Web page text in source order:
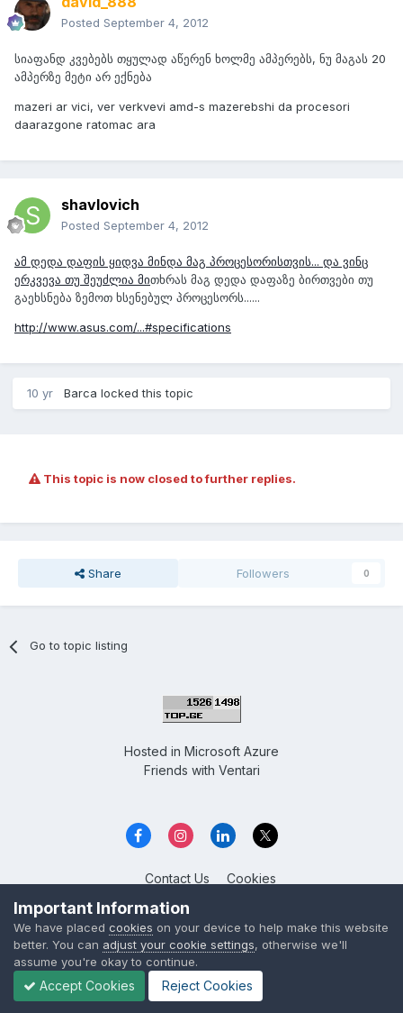
Posted September 4, 2012
სიაფანდ კვებებს თყულად აწერენ ხოლმე ამპერებს, ნუ მაგას 20
ამპერზე მეტი არ ექნება
mazeri ar vici, ver verkvevi amd-s mazerebshi da procesori
daarazgone ratomac ara
shavlovich
Posted September 4, 2012
ამ დედა დაფის ყიდვა მინდა მაგ პროცესორისთვის... და ვინც
ერკვევა თუ შეუძლია მითხრას მაგ დედა დაფაზე ბირთვები თუ
გაეხსნება ზემოთ ხსენებულ პროცესორს......
http://www.asus.com/...#specifications
10 yr Barca locked this topic
This topic is now closed to further replies.
Share Followers 0
Go to topic listing
Hosted in Microsoft Azure
Friends with Ventari
Contact Us Cookies
Overclockers GE
Powered by Invision Community
Important Information
We have placed cookies on your device to help make this website
better. You can adjust your cookie settings, otherwise we'll
assume you're okay to continue.
Accept Cookies Reject Cookies